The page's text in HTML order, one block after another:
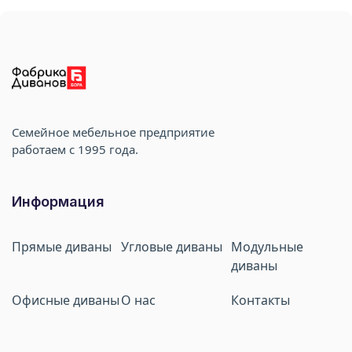
Cемейное мебельное предприятие
работаем с 1995 года.
Информация
Прямые диваны Угловые диваны Модульные
диваны
Офисные диваныО нас Контакты